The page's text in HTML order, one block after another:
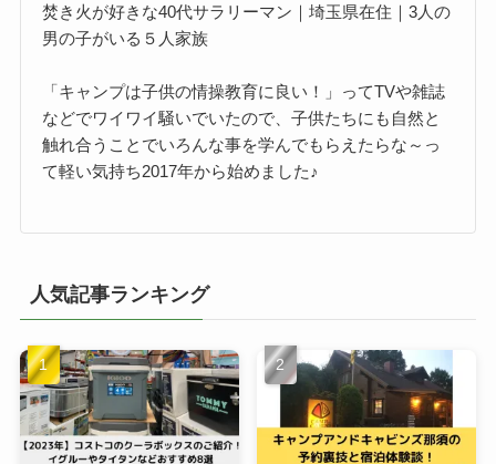
焚き火が好きな40代サラリーマン｜埼玉県在住｜3人の
男の子がいる５人家族
「キャンプは子供の情操教育に良い！」ってTVや雑誌
などでワイワイ騒いでいたので、子供たちにも自然と
触れ合うことでいろんな事を学んでもらえたらな～っ
て軽い気持ち2017年から始めました♪
人気記事ランキング